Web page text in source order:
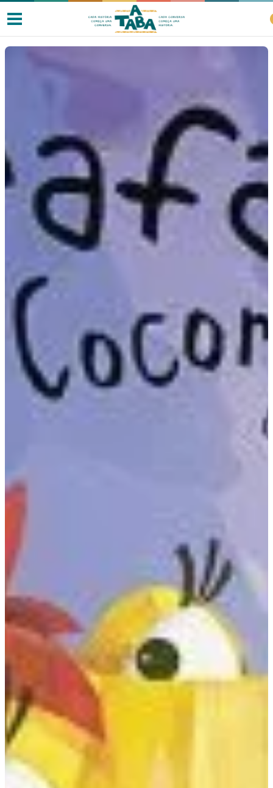
Resenhas
Clube de Leitores
Listas
Como ler?
Na escola
Colunas
Conteúdos
E-Books
Assine
Taba na Escola